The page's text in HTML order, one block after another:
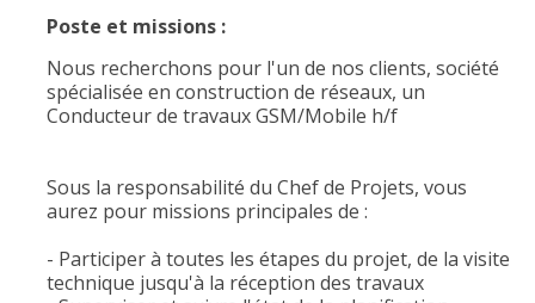
Poste et missions :
Nous recherchons pour l'un de nos clients, société
spécialisée en construction de réseaux, un
Conducteur de travaux GSM/Mobile h/f
Sous la responsabilité du Chef de Projets, vous
aurez pour missions principales de :
- Participer à toutes les étapes du projet, de la visite
technique jusqu'à la réception des travaux